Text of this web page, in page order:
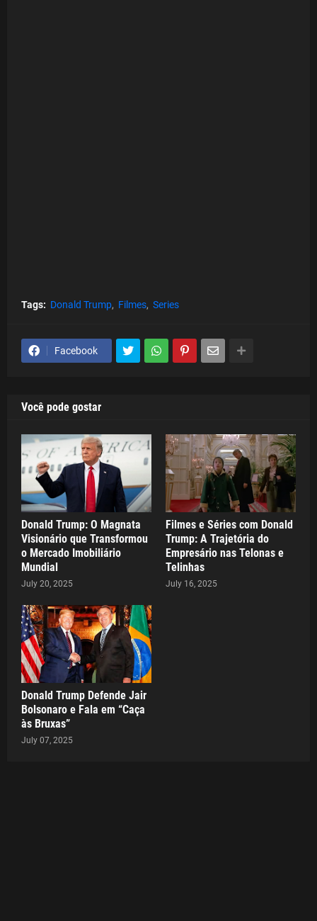
Tags: Donald Trump Filmes Series
Facebook
Você pode gostar
Donald Trump: O Magnata
Visionário que Transformou
o Mercado Imobiliário
Mundial
July 20, 2025
Filmes e Séries com Donald
Trump: A Trajetória do
Empresário nas Telonas e
Telinhas
July 16, 2025
Donald Trump Defende Jair
Bolsonaro e Fala em “Caça
às Bruxas”
July 07, 2025